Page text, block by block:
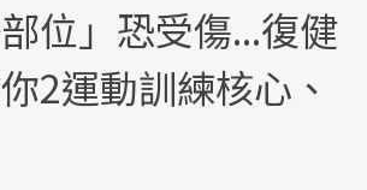
位」恐受傷...復健
2運動訓練核心、